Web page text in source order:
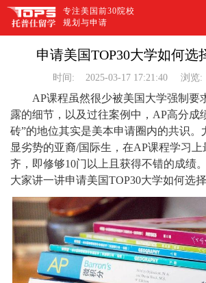
专注美国前30院校
规划与申请
申请美国TOP30大学如何选
时间: 2025-03-17 17:21:40 浏览:
AP课程虽然很少被美国大学强制要
露的细节，以及过往案例中，AP高分成
砖”的地位其实是美本申请圈内的共识。
显劣势的亚裔/国际生，在AP课程学习
齐，即修够10门以上且获得不错的成绩
大家讲一讲申请美国TOP30大学如何选择